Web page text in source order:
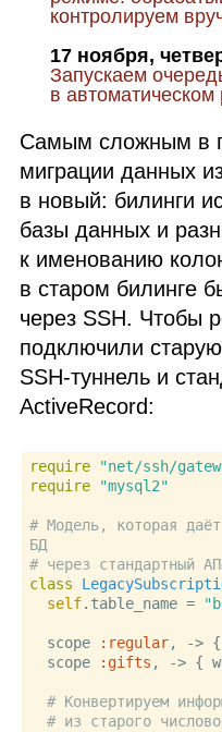
контролируем
17 ноября,
Запускаем
в
Самым сложным в
миграции данных
в новый: билинги
базы данных и
к именованию
в старом билинге
через SSH. Чтобы
подключили
SSH‑туннель и
ActiveRecord:
require
"net/ssh/
require
"mysql2"
# Модель, которая
БД
# через стандартный
class
self.table_name =
  scope
:regular, -> {
  scope
:gifts , -> {
# Конвертируем
# из старого